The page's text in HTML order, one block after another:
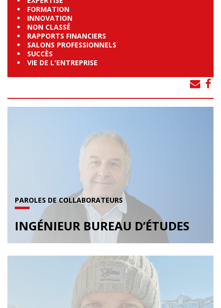
FORMATION
INNOVATION
NON CLASSÉ
RAPPORTS FINANCIERS
SALONS PROFESSIONNELS
SUCCÈS
VIE DE L'ENTREPRISE
PAROLES DE COLLABORATEURS
INGÉNIEUR BUREAU D’ÉTUDES